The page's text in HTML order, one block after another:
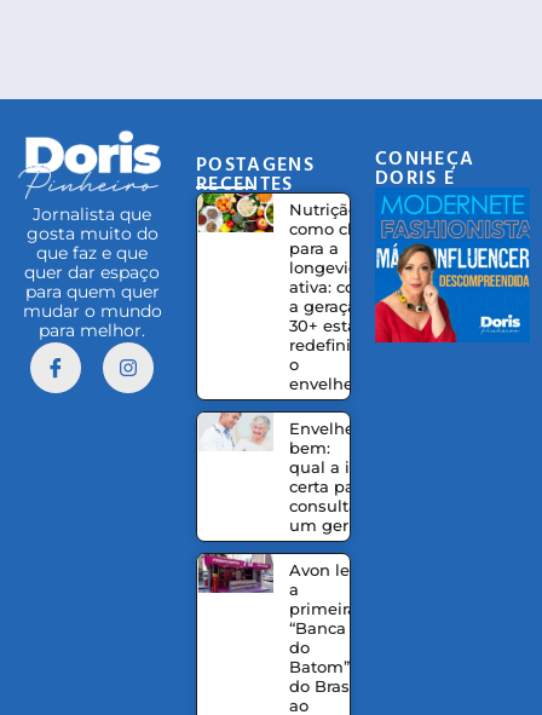
Jornalista que
gosta muito do
que faz e que
quer dar espaço
para quem quer
mudar o mundo
para melhor.
POSTAGENS
RECENTES
Nutrição
como chave
para a
longevidade
ativa: como
a geração
30+ está
redefinindo
o
envelhecer
Envelhecer
bem:
qual a idade
certa para
consultar
um geriatra?
Avon leva
a
primeira
“Banca
do
Batom”
do Brasil
ao
CONHEÇA
DORIS E
EQUIPE